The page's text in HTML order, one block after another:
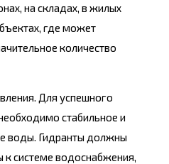
на складах, в жилых
где может
количество
Для успешного
стабильное и
воды. Гидранты должны
системе водоснабжения,